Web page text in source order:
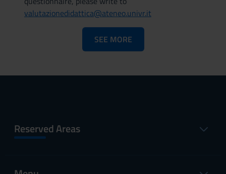
valutazionedidattica@ateneo.univr.it
SEE MORE
Reserved Areas